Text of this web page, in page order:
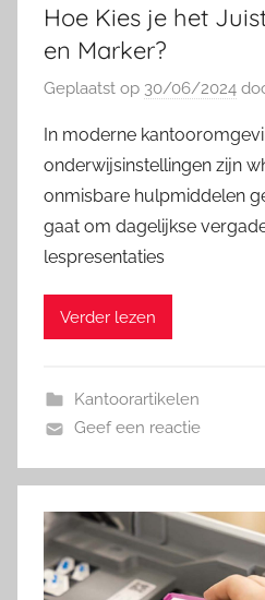
Hoe Kies je het
en Marker?
Geplaatst op 30/06/2024
In moderne
onderwijsinstellingen zijn
onmisbare hulpmiddelen
gaat om dagelijkse
lespresentaties
Verder lezen
Kantoorartikelen
Geef een reactie